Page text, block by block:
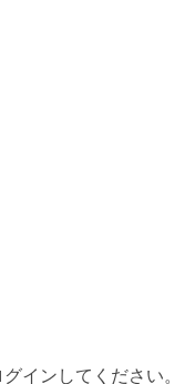
インしてください。